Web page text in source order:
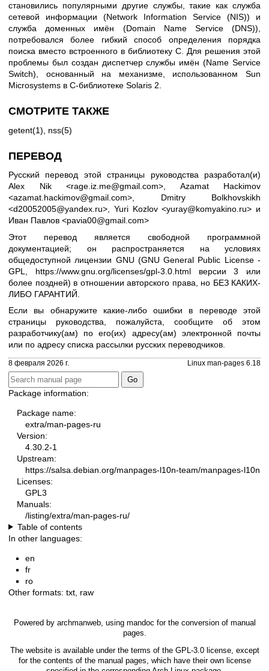
становились популярными другие службы, такие как служба
сетевой информации (Network Information Service (NIS)) и
служба доменных имён (Domain Name Service (DNS)),
потребовался более гибкий способ определения порядка
поиска вместо встроенного в библиотеку C. Для решения этой
проблемы был создан диспетчер службы имён (Name Service
Switch), основанный на механизме, использованном Sun
Microsystems в C-библиотеке Solaris 2.
СМОТРИТЕ ТАКЖЕ
getent(1) nss(5)
ПЕРЕВОД
Русский перевод этой страницы руководства разработал(и)
Alex Nik <rage.iz.me@gmail.com>, Azamat Hackimov
<azamat.hackimov@gmail.com>, Dmitry Bolkhovskikh
<d20052005@yandex.ru>, Yuri Kozlov <yuray@komyakino.ru> и
Иван Павлов <pavia00@gmail.com>
Этот перевод является свободной программной
документацией; он распространяется на условиях
общедоступной лицензии GNU (GNU General Public License -
GPL, https://www.gnu.org/licenses/gpl-3.0.htmlверсии 3 или
более поздней) в отношении авторского права, но БЕЗ КАКИХ-
ЛИБО ГАРАНТИЙ.
Если вы обнаружите какие-либо ошибки в переводе этой
страницы руководства, пожалуйста, сообщите об этом
разработчику(ам) по его(их) адресу(ам) электронной почты
или по адресу списка рассылки русских переводчиков
8 февраля 2026 г. Linux man-pages 6.18
Package information:
Package name:
extra/man-pages-ru
Version:
4.30.2-1
Upstream:
https://salsa.debian.org/manpages-l10n-team/manpages-l10n
Licenses:
GPL3
Manuals:
/listing/extra/man-pages-ru/
Table of contents
In other languages:
en
fr
ro
Other formats: txt raw
Powered by archmanweb, using mandoc for the conversion of manual
pages.
The website is available under the terms of the GPL-3.0license, except
for the contents of the manual pages, which have their own license